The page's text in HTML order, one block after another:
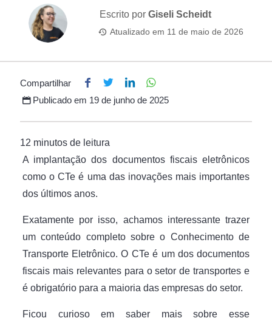
Escrito por Giseli Scheidt
Atualizado em 11 de maio de 2026
Compartilhar
Publicado em 19 de junho de 2025
A implantação dos documentos fiscais eletrônicos
como o CTe é uma das inovações mais importantes
dos últimos anos.
Exatamente por isso, achamos interessante trazer
um conteúdo completo sobre o Conhecimento de
Transporte Eletrônico. O CTe é um dos documentos
fiscais mais relevantes para o setor de transportes e
é obrigatório para a maioria das empresas do setor.
Ficou curioso em saber mais sobre esse